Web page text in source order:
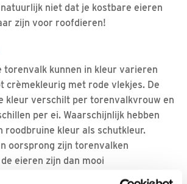
niet dat je kostbare eieren
zijn voor roofdieren!
torenvalk kunnen in kleur varieren
crèmekleurig met rode vlekjes. De
kleur verschilt per torenvalkvrouw en
per ei. Waarschijnlijk hebben
roodbruine kleur als schutkleur.
oorsprong zijn torenvalken
eieren zijn dan mooi